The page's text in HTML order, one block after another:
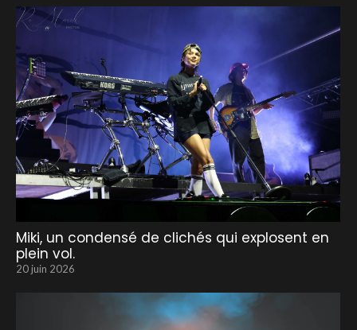
Miki, un condensé de clichés qui explosent en
plein vol.
20 juin 2026